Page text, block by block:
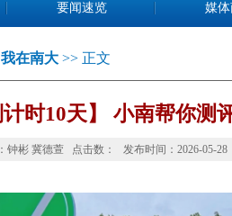
要闻速览 媒
我在南大 >>正文
计时10天】小南帮你测
钟彬冀德萱 点击数： 发布时间：2026-05-